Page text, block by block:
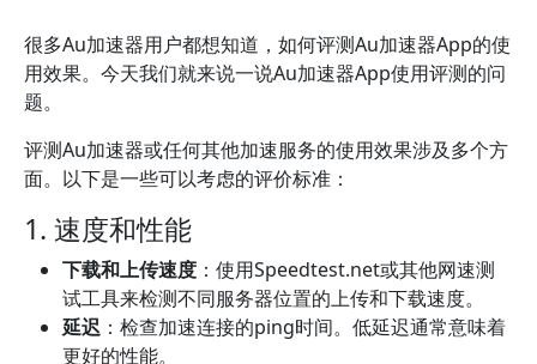
很多Au加速器用户都想知道，如何评测Au加速器App的使
用效果。今天我们就来说一说Au加速器App使用评测的问
题。
评测Au加速器或任何其他加速服务的使用效果涉及多个方
面。以下是一些可以考虑的评价标准：
1. 速度和性能
下载和上传速度 ：使用Speedtest.net或其他网速测
试工具来检测不同服务器位置的上传和下载速度。
延迟 ：检查加速连接的ping时间。低延迟通常意味着
更好的性能。